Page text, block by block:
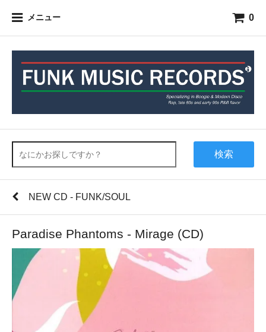
メニュー 0
検索
NEW CD - FUNK/SOUL
Paradise Phantoms - Mirage (CD)